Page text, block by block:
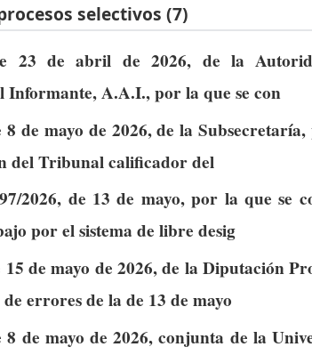
selectivos (7)
23 de abril de 2026, de la
Informante, A.A.I., por la que se con
8 de mayo de 2026, de la
del Tribunal calificador del
2026, de 13 de mayo, por la que se
por el sistema de libre desig
15 de mayo de 2026, de la Diputación
errores de la de 13 de mayo
8 de mayo de 2026, conjunta de la